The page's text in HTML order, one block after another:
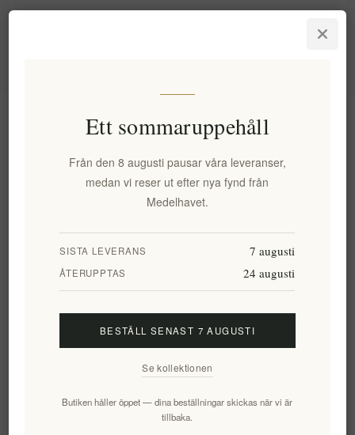
Mitt konto
Prenumerera Avsluta bevakning
Ett sommaruppehåll
Från den 8 augusti pausar våra leveranser,
medan vi reser ut efter nya fynd från
Medelhavet.
SISTA LEVERANS 7 augusti
ÅTERUPPTAS 24 augusti
BESTÄLL SENAST 7 AUGUSTI
Se kollektionen
Butiken håller öppet — dina beställningar skickas när vi är
tillbaka.